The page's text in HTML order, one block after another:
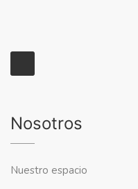
Nosotros
Nuestro espacio